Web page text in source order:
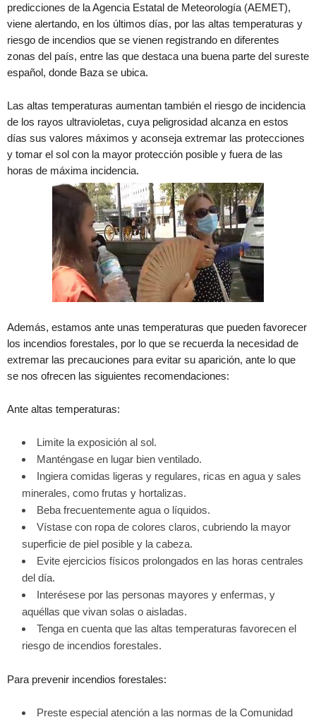
predicciones de la Agencia Estatal de Meteorología (AEMET),
viene alertando, en los últimos días, por las altas temperaturas y
riesgo de incendios que se vienen registrando en diferentes
zonas del país, entre las que destaca una buena parte del sureste
español, donde Baza se ubica.
Las altas temperaturas aumentan también el riesgo de incidencia
de los rayos ultravioletas, cuya peligrosidad alcanza en estos
días sus valores máximos y aconseja extremar las protecciones
y tomar el sol con la mayor protección posible y fuera de las
horas de máxima incidencia.
Además, estamos ante unas temperaturas que pueden favorecer
los incendios forestales, por lo que se recuerda la necesidad de
extremar las precauciones para evitar su aparición, ante lo que
se nos ofrecen las siguientes recomendaciones:
Ante altas temperaturas:
Limite la exposición al sol.
Manténgase en lugar bien ventilado.
Ingiera comidas ligeras y regulares, ricas en agua y sales
minerales, como frutas y hortalizas.
Beba frecuentemente agua o líquidos.
Vístase con ropa de colores claros, cubriendo la mayor
superficie de piel posible y la cabeza.
Evite ejercicios físicos prolongados en las horas centrales
del día.
Interésese por las personas mayores y enfermas, y
aquéllas que vivan solas o aisladas.
Tenga en cuenta que las altas temperaturas favorecen el
riesgo de incendios forestales.
Para prevenir incendios forestales:
Preste especial atención a las normas de la Comunidad